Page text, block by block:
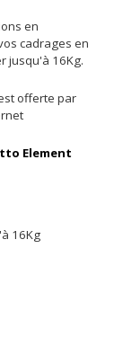
en
cadrages en
jusqu'à 16Kg.
offerte par
Element
16Kg